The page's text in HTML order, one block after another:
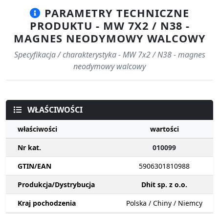
PARAMETRY TECHNICZNE
PRODUKTU - MW 7X2 / N38 -
MAGNES NEODYMOWY WALCOWY
Specyfikacja / charakterystyka - MW 7x2 / N38 - magnes
neodymowy walcowy
WŁAŚCIWOŚCI
właściwości
wartości
Nr kat.
010099
GTIN/EAN
5906301810988
Produkcja/Dystrybucja
Dhit sp. z o.o.
Kraj pochodzenia
Polska / Chiny / Niemcy